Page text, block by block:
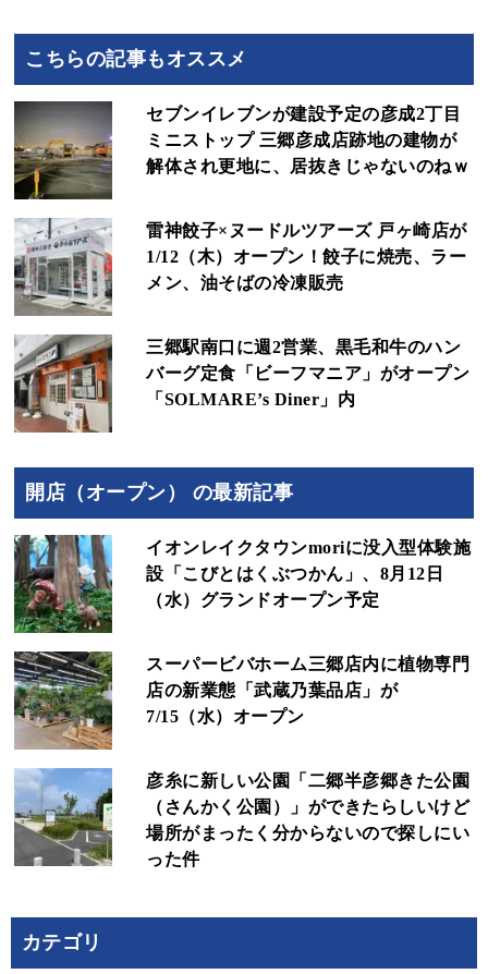
こちらの記事もオススメ
セブンイレブンが建設予定の彦成2丁目
ミニストップ 三郷彦成店跡地の建物が
解体され更地に、居抜きじゃないのねｗ
雷神餃子×ヌードルツアーズ 戸ヶ崎店が
1/12（木）オープン！餃子に焼売、ラー
メン、油そばの冷凍販売
三郷駅南口に週2営業、黒毛和牛のハン
バーグ定食「ビーフマニア」がオープン
「SOLMARE’s Diner」内
開店（オープン） の最新記事
イオンレイクタウンmoriに没入型体験施
設「こびとはくぶつかん」、8月12日
（水）グランドオープン予定
スーパービバホーム三郷店内に植物専門
店の新業態「武蔵乃葉品店」が
7/15（水）オープン
彦糸に新しい公園「二郷半彦郷きた公園
（さんかく公園）」ができたらしいけど
場所がまったく分からないので探しにい
った件
カテゴリ